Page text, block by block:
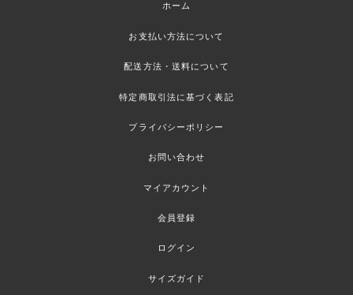
ホーム
お支払い方法について
配送方法・送料について
特定商取引法に基づく表記
プライバシーポリシー
お問い合わせ
マイアカウント
会員登録
ログイン
サイズガイド